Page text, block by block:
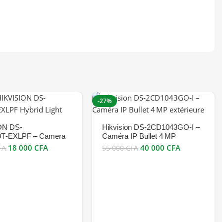
DS-
– Camera
3 K/5 MP, Vision
18 000 CFA
-27%
Hikvision DS‑2CD1043GO‑I –
Caméra IP Bullet 4 MP
extérieure
55 000CFA 40 000 CFA